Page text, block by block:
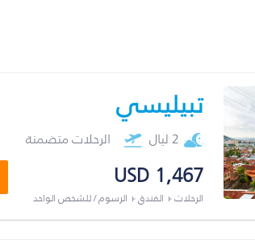
تبيليسي
2 ليال الرحلات متضمنة
USD 1,467
الرحلات + الفندق + الرسوم / للشخص الواحد